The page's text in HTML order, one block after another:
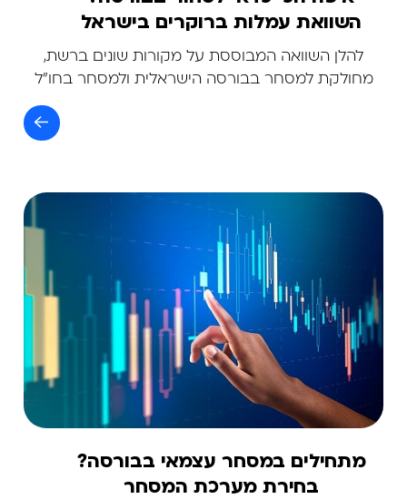
השוואת עמלות ברוקרים בישראל
לשנת 2026
להלן השוואה המבוססת על מקורות שונים ברשת,
מחולקת למסחר בבורסה הישראלית ולמסחר בחו"ל
מתחילים במסחר עצמאי בבורסה?
בחירת מערכת המסחר